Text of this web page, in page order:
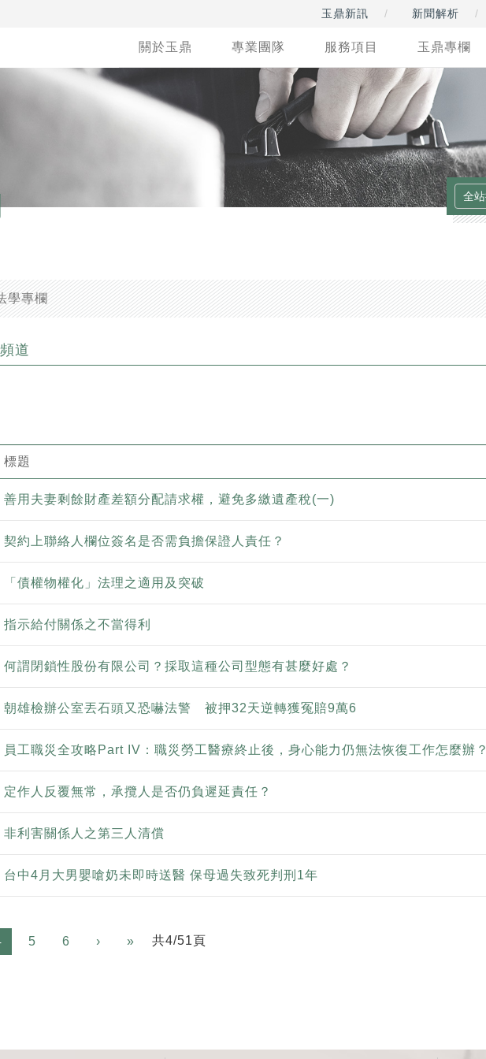
玉鼎新訊 新聞解析
關於玉鼎 專業團隊 服務項目 玉鼎專欄
學專欄
道
標題
善用夫妻剩餘財產差額分配請求權，避免多繳遺產稅(一)
契約上聯絡人欄位簽名是否需負擔保證人責任？
「債權物權化」法理之適用及突破
指示給付關係之不當得利
何謂閉鎖性股份有限公司？採取這種公司型態有甚麼好處？
朝雄檢辦公室丟石頭又恐嚇法警 被押32天逆轉獲冤賠9萬6
員工職災全攻略Part IV：職災勞工醫療終止後，身心能力仍無法恢復工作怎麼辦？
定作人反覆無常，承攬人是否仍負遲延責任？
非利害關係人之第三人清償
台中4月大男嬰嗆奶未即時送醫 保母過失致死判刑1年
5 6 › » Next共4/51頁